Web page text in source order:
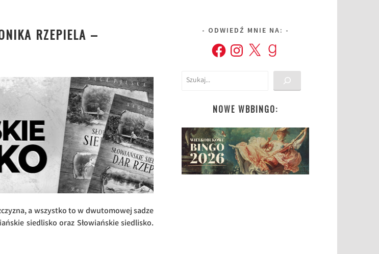
RZEPIELA –
a wszystko to w dwutomowej sadze
siedlisko oraz Słowiańskie siedlisko.
ODWIEDŹ MNIE NA:
FacebookInstagram
X Goodreads
Szukaj
NOWE WBBINGO: